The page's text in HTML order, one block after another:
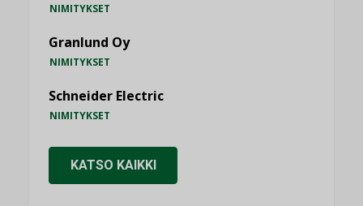
NIMITYKSET
Granlund Oy
NIMITYKSET
Schneider Electric
NIMITYKSET
KATSO KAIKKI